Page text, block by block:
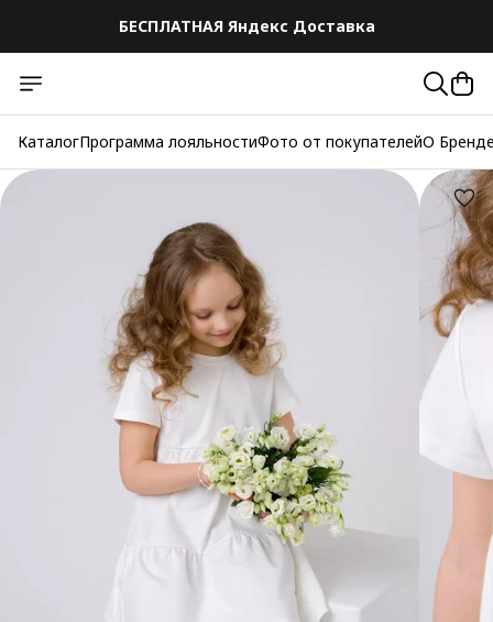
БЕСПЛАТНАЯ Яндекс Доставка
КаталогПрограмма лояльностиФото от покупателейО